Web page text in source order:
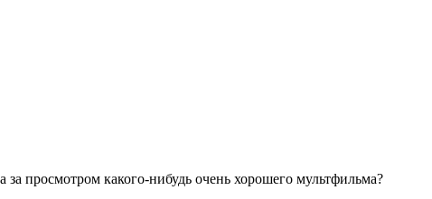
просмотром какого-нибудь очень хорошего мультфильма?